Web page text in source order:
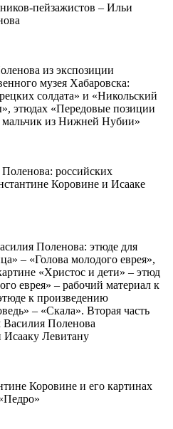
пейзажистов – Ильи
из экспозиции
музея Хабаровска:
солдата» и «Никольский
этюдах «Передовые позиции
из Нижней Нубии»
Поленова: российских
Коровине и Исааке
Поленова: этюде для
– «Голова молодого еврея»,
«Христос и дети» – этюд
еврея» – рабочий материал к
к произведению
– «Скала». Вторая часть
Поленова
Левитану
Коровине и его картинах